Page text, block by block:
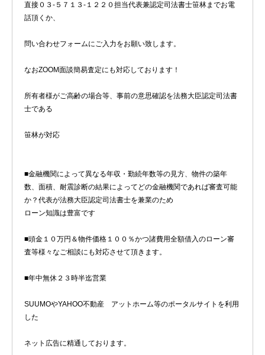
直接０３-５７１３-１２２０担当代表兼認定司法書士笹林までお電
話頂くか、
問い合わせフォームにご入力をお願い致します。
なおZOOM面談簡易査定にも対応しております！
所有者様がご高齢の場合等、事前の意思確認を法務大臣認定司法書
士である
笹林が対応
■金融機関によって異なる年収・勤続年数等の見方、物件の築年
数、面積、耐震診断の結果によってどの金融機関であれば審査可能
か？代表が法務大臣認定司法書士を兼業のため
ローン知識は豊富です
■頭金１０万円＆物件価格１００％かつ諸費用全額借入のローン審
査等様々なご相談にも対応させて頂きます。
■年中無休２３時半迄営業
SUUMOやYAHOO不動産 アットホーム等のポータルサイトを利用
した
ネット広告に精通しております。